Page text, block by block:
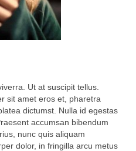
Ut at suscipit tellus.
sit amet eros et, pharetra
dictumst. Nulla id egestas
accumsan bibendum
nunc quis aliquam
dolor, in fringilla arcu metus